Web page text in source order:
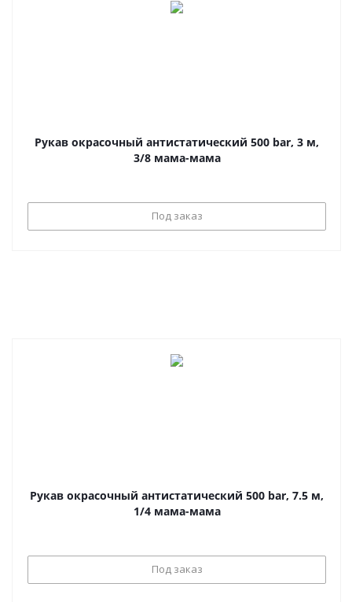
Рукав окрасочный антистатический 500 bar, 3 м,
3/8 мама-мама
Под заказ
Рукав окрасочный антистатический 500 bar, 7.5 м,
1/4 мама-мама
Под заказ